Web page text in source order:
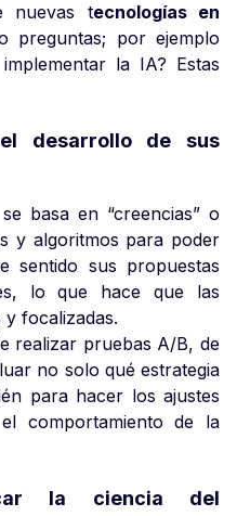
nuevas tecnologías en
preguntas; por ejemplo
la IA? Estas
desarrollo de sus
basa en “creencias” o
y algoritmos para poder
sentido sus propuestas
lo que hace que las
y focalizadas.
realizar pruebas A/B, de
no solo qué estrategia
para hacer los ajustes
comportamiento de la
la ciencia del